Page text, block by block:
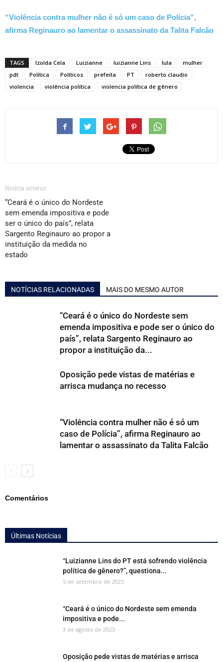
“Violência contra mulher não é só um caso de Polícia”,
afirma Reginauro ao lamentar o assassinato da Talita Falcão
TAGS Izolda Cela Luizianne luizianne Lins lula
mulher
pdt
Política Políticos prefeita PT
roberto claudio
violencia
violência política violencia política de gênero
Notícia anterior
“Ceará é o único do Nordeste
sem emenda impositiva e pode
ser o único do país”, relata
Sargento Reginauro ao propor a
instituição da medida no
estado
NOTÍCIAS RELACIONADAS MAIS DO MESMO AUTOR
“Ceará é o único do Nordeste sem
emenda impositiva e pode ser o único do
país”, relata Sargento Reginauro ao
propor a instituição da...
Oposição pede vistas de matérias e
arrisca mudança no recesso
“Violência contra mulher não é só um
caso de Polícia”, afirma Reginauro ao
lamentar o assassinato da Talita Falcão
Comentários
Últimas Notícias
“Luizianne Lins do PT está sofrendo violência
política de gênero?”, questiona...
5 de setembro de 2023
“Ceará é o único do Nordeste sem emenda
impositiva e pode...
3 de agosto de 2023
Oposição pede vistas de matérias e arrisca